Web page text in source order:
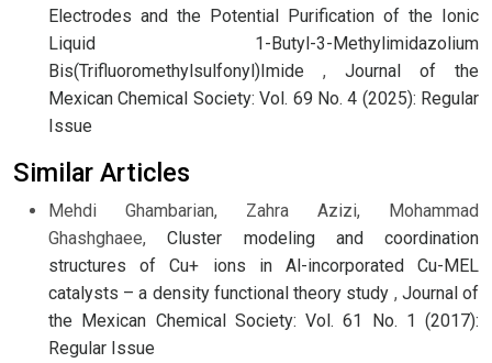
Electrodes and the Potential Purification of the Ionic
Liquid 1-Butyl-3-Methylimidazolium
Bis(Trifluoromethylsulfonyl)Imide , Journal of the
Mexican Chemical Society: Vol. 69 No. 4 (2025): Regular
Issue
Similar Articles
Mehdi Ghambarian, Zahra Azizi, Mohammad
Ghashghaee,Cluster modeling and coordination
structures of Cu+ ions in Al-incorporated Cu-MEL
catalysts – a density functional theory study , Journal of
the Mexican Chemical Society: Vol. 61 No. 1 (2017):
Regular Issue